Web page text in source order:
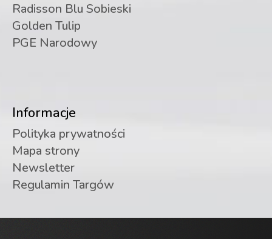
Radisson Blu Sobieski
Golden Tulip
PGE Narodowy
Informacje
Polityka prywatności
Mapa strony
Newsletter
Regulamin Targów